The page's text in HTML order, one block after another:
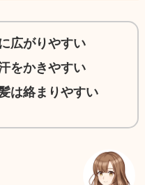
広がりやすい
をかきやすい
は絡まりやすい